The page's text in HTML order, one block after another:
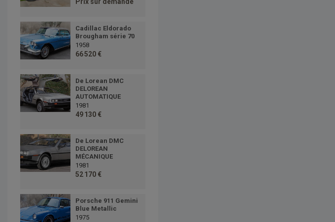
Cadillac Eldorado
Brougham série 70
1958
66 520 €
De Lorean DMC
DELOREAN
AUTOMATIQUE
1981
49 130 €
De Lorean DMC
DELOREAN
MÉCANIQUE
1981
52 170 €
Porsche 911 Gemini
Blue Metallic
1975